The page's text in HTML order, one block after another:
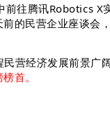
前往腾讯Robotics X
的民营企业座谈会
营经济发展前景广
首。